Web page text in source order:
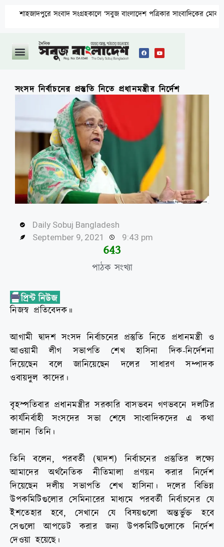
সংবাদ সংগ্রহকালে ‘সবুজ বাংলাদেশ পত্রিকার সাংবাদিকের মোবাইল ছিনতাই ও
সংসদ নির্বাচনের প্রস্তুতি নিতে প্রধানমন্ত্রীর নির্দেশ
Daily Sobuj Bangladesh
September 9, 2021
9:43 pm
পাঠক সংখ্যা
645
নিজস্ব প্রতিবেদক॥
আগামী দ্বাদশ সংসদ নির্বাচনের প্রস্তুতি নিতে প্রধানমন্ত্রী ও
আওয়ামী লীগ সভাপতি শেখ হাসিনা দিক-নির্দেশনা
দিয়েছেন বলে জানিয়েছেন দলের সাধারণ সম্পাদক
ওবায়দুল কাদের।
বৃহস্পতিবার প্রধানমন্ত্রীর সরকারি বাসভবন গণভবনে দলটির
কার্যনির্বাহী সংসদের সভা শেষে সাংবাদিকদের এ কথা
জানান তিনি।
তিনি বলেন, পরবর্তী (দ্বাদশ) নির্বাচনের প্রস্তুতির লক্ষ্যে
আমাদের অর্থনৈতিক নীতিমালা প্রণয়ন করার নির্দেশ
দিয়েছেন দলীয় সভাপতি শেখ হাসিনা। দলের বিভিন্ন
উপকমিটিগুলোর সেমিনারের মাধ্যমে পরবর্তী নির্বাচনের যে
ইশতেহার হবে, সেখানে যে বিষয়গুলো অন্তর্ভুক্ত হবে
সেগুলো আপডেট করার জন্য উপকমিটিগুলোকে নির্দেশ
দেওয়া হয়েছে।